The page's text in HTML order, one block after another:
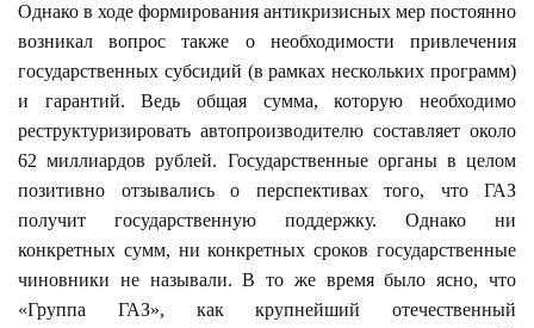
Однако в ходе формирования антикризисных мер постоянно
возникал вопрос также о необходимости привлечения
государственных субсидий (в рамках нескольких программ)
и гарантий. Ведь общая сумма, которую необходимо
реструктуризировать автопроизводителю составляет около
62 миллиардов рублей. Государственные органы в целом
позитивно отзывались о перспективах того, что ГАЗ
получит государственную поддержку. Однако ни
конкретных сумм, ни конкретных сроков государственные
чиновники не называли. В то же время было ясно, что
«Группа ГАЗ», как крупнейший отечественный